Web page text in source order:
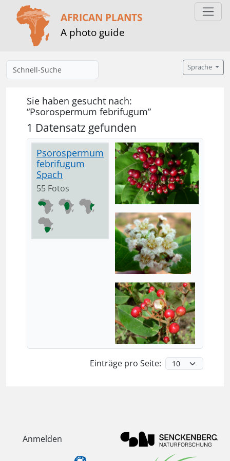
AFRICAN PLANTS
A photo guide
Sprache
Sie haben gesucht nach:
“Psorospermum febrifugum”
1 Datensatz gefunden
Psorospermum
febrifugum
Spach
55 Fotos
Einträge pro Seite:
Anmelden